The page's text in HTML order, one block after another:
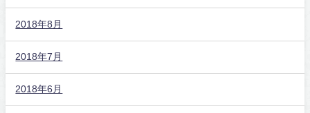
2018年8月
2018年7月
2018年6月